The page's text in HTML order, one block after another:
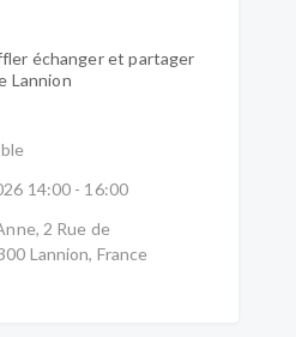
échanger et partager
Lannion
14:00 - 16:00
2 Rue de
Lannion, France